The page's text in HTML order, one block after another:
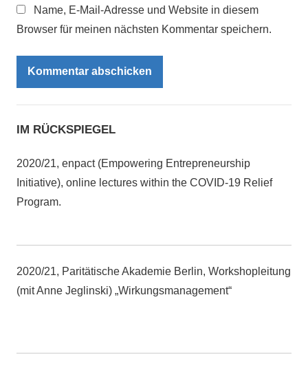
Name, E-Mail-Adresse und Website in diesem
Browser für meinen nächsten Kommentar speichern.
IM RÜCKSPIEGEL
2020/21, enpact (Empowering Entrepreneurship
Initiative), online lectures within the COVID-19 Relief
Program.
2020/21, Paritätische Akademie Berlin, Workshopleitung
(mit Anne Jeglinski) „Wirkungsmanagement“